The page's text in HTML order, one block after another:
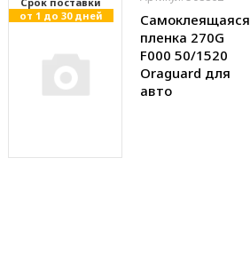
от 1 до 30 дней
Самоклеящаяся
пленка 270G
F000 50/1520
Oraguard для
авто